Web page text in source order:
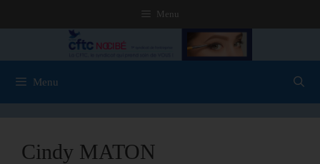
Menu
Menu
Cindy MATON